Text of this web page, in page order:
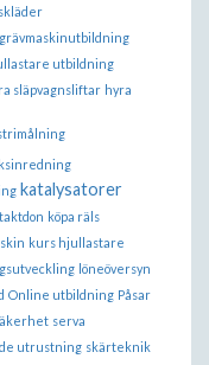
grävmaskinutbildning
utbildning
släpvagnsliftar hyra
katalysatorer
köpa räls
kurs hjullastare
löneöversyn
Online utbildning Påsar
serva
utrustning skärteknik